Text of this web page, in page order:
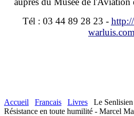
Tél : 03 44 89 28 23 -
Accueil Francais Livres
Le
Résistance en toute humilité - Marcel